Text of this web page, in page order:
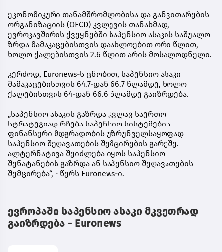
ეკონომიკური თანამშრომლობისა და განვითარების
ორგანიზაციის (OECD) კვლევის თანახმად,
ევროკავშირის ქვეყნებში საპენსიო ასაკის საშუალო
ზრდა მამაკაცებისთვის დაახლოებით ორი წლით,
ხოლო ქალებისთვის 2.6 წლით არის მოსალოდნელი.
კერძოდ, Euronews-ს ცნობით, საპენსიო ასაკი
მამაკაცებისთვის 64.7-დან 66.7 წლამდე, ხოლო
ქალებისთვის 64-დან 66.6 წლამდე გაიზრდება.
„საპენსიო ასაკის გაზრდა კვლავ საერთო
სტრატეგიად რჩება საპენსიო სისტემების
ფინანსური მდგრადობის უზრუნველსაყოფად
საპენსიო შეღავათების შემცირების გარეშე.
ალტერნატივა შეიძლება იყოს საპენსიო
შენატანების გაზრდა ან საპენსიო შეღავათების
შემცირება“, - წერს Euronews-ი.
ევროპაში საპენსიო ასაკი მკვეთრად
გაიზრდება - Euronews